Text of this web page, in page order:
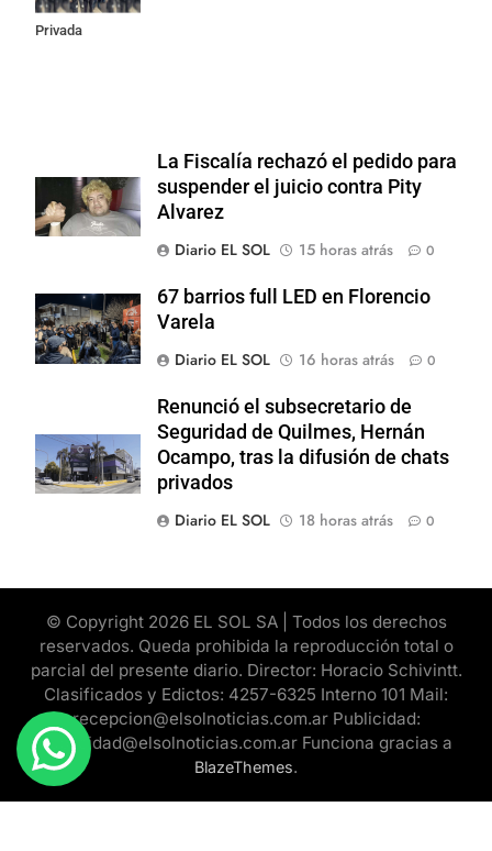
Propiedad
Privada
La Fiscalía rechazó el pedido para
suspender el juicio contra Pity
Alvarez
Diario EL SOL
15 horas atrás 0
67 barrios full LED en Florencio
Varela
Diario EL SOL
16 horas atrás 0
Renunció el subsecretario de
Seguridad de Quilmes, Hernán
Ocampo, tras la difusión de chats
privados
Diario EL SOL
18 horas atrás 0
© Copyright 2026 EL SOL SA | Todos los derechos
reservados. Queda prohibida la reproducción total o
parcial del presente diario. Director: Horacio Schivintt.
Clasificados y Edictos: 4257-6325 Interno 101 Mail:
recepcion@elsolnoticias.com.ar Publicidad:
publicidad@elsolnoticias.com.ar Funciona gracias a
BlazeThemes.